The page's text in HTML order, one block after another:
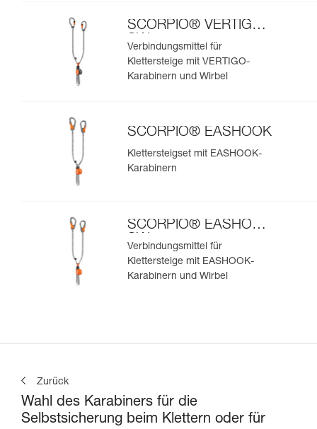
SCORPIO® VERTIGO
SW
Verbindungsmittel für
Klettersteige mit VERTIGO-
Karabinern und Wirbel
SCORPIO® EASHOOK
Klettersteigset mit EASHOOK-
Karabinern
SCORPIO® EASHOOK
SW
Verbindungsmittel für
Klettersteige mit EASHOOK-
Karabinern und Wirbel
Zurück
Wahl des Karabiners für die
Selbstsicherung beim Klettern oder für